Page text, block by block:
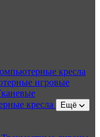
кресла
игровые
кресла Ещё